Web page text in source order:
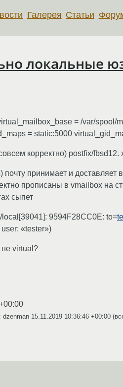
Галерея Статьи
локальные
= /var/
= static:5000
корректно) postfix/fbsd12.
принимает и
прописаны в vmailbox на
сыпет
9594F28CC0E: to=
«tester»)
не virtual?
dzenman 15.11.2019 10:36:46 +00:00